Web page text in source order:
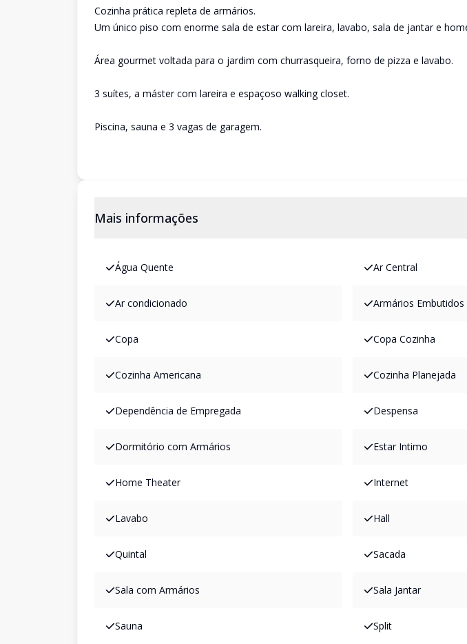
Cozinha prática repleta de armários.
Um único piso com enorme sala de estar com lareira, lavabo, sala de jantar e
Área gourmet voltada para o jardim com churrasqueira, forno de pizza e lavabo.
3 suítes, a máster com lareira e espaçoso walking closet.
Piscina, sauna e 3 vagas de garagem.
Mais informações
Água Quente Ar Central
Ar condicionado Armários Embutidos
Copa Copa Cozinha
Cozinha Americana Cozinha Planejada
Dependência de Empregada Despensa
Dormitório com Armários Estar Intimo
Home Theater Internet
Lavabo Hall
Quintal Sacada
Sala com Armários Sala Jantar
Sauna Split